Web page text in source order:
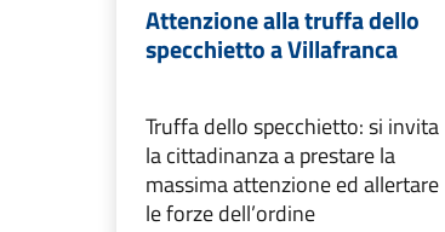
Attenzione alla truffa dello
specchietto a Villafranca
Truffa dello specchietto: si invita
la cittadinanza a prestare la
massima attenzione ed allertare
le forze dell’ordine